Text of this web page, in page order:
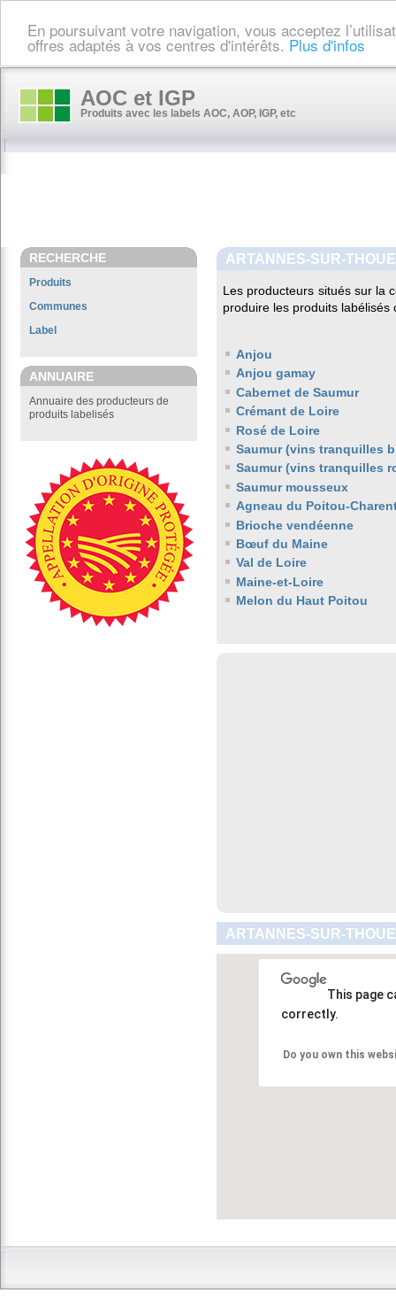
En poursuivant votre navigation, vous acceptez
offres adaptés à vos centres d'intérêts. Plus d'infos
AOC et IGP
Produits avec les labels AOC, AOP, IGP, etc
RECHERCHE
Produits
Communes
Label
ANNUAIRE
Annuaire des producteurs de
produits labelisés
ARTANNES-SUR-
Les producteurs situés sur la
produire les produits labélisés
Anjou
Anjou gamay
Cabernet de Saumur
Crémant de Loire
Rosé de Loire
Saumur (vins tranquilles
Saumur (vins tranquilles
Saumur mousseux
Agneau du Poitou-
Brioche vendéenne
Bœuf du Maine
Val de Loire
Maine-et-Loire
Melon du Haut Poitou
ARTANNES-SUR-
This page
correctly.
Do you own this